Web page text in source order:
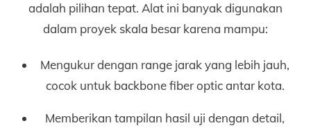
adalah pilihan tepat. Alat ini banyak digunakan
dalam proyek skala besar karena mampu:
Mengukur dengan range jarak yang lebih jauh,
cocok untuk backbone fiber optic antar kota.
Memberikan tampilan hasil uji dengan detail,